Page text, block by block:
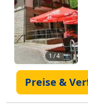
1/ 4 📷
Preise &